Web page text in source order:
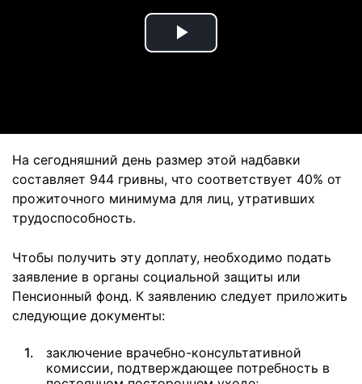
Play
На сегодняшний день размер этой надбавки
составляет 944 гривны, что соответствует 40% от
прожиточного минимума для лиц, утративших
трудоспособность.
Чтобы получить эту доплату, необходимо подать
заявление в органы социальной защиты или
Пенсионный фонд. К заявлению следует приложить
следующие документы:
заключение врачебно-консультативной
комиссии, подтверждающее потребность в